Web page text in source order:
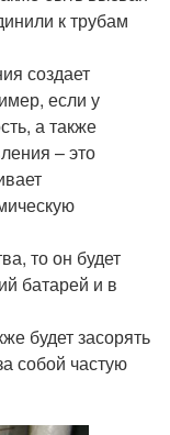
к трубам
создает
если у
а также
– это
то он будет
батарей и в
будет засорять
собой частую